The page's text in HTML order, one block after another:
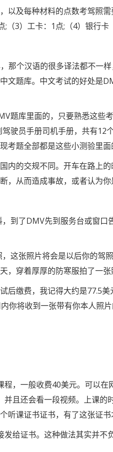
以及每种材料的点数考驾照
3）工卡：1点;（4）银行卡
那个汉语的很多译法都不一
文题库。中文考试的好处是
题库里面的，只要熟悉这些
驶员手册司机手册，共有12
考题全部都是这些小测验里面
内的交规不同。开车在路上
，从而造成事故，或者认为你
到了DMV先到服务台或窗
这张照片将会是以后你的驾
穿着厚厚的防寒服拍了一
后缴费，我记得大约是77.5
将收到一张带有你本人照
，一般收费40美元。可以
且还会看一段视频。上课
课证书证书，有了这张证书
给证书。这种做法其实并